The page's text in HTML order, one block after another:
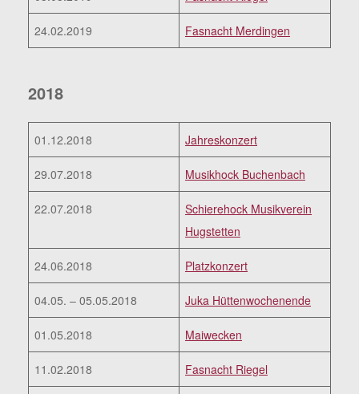
24.02.2019 Fasnacht Merdingen
2018
01.12.2018 Jahreskonzert
29.07.2018 Musikhock Buchenbach
22.07.2018
Schierehock Musikverein
Hugstetten
24.06.2018 Platzkonzert
04.05. – 05.05.2018 Juka Hüttenwochenende
01.05.2018 Maiwecken
11.02.2018 Fasnacht Riegel